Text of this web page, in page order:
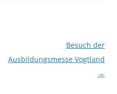
Besuch der
Ausbildungsmesse Vogtland
→